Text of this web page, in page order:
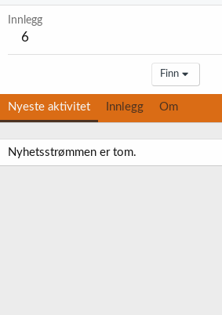
Innlegg
6
Finn
Nyeste aktivitet Innlegg Om
Nyhetsstrømmen er tom.